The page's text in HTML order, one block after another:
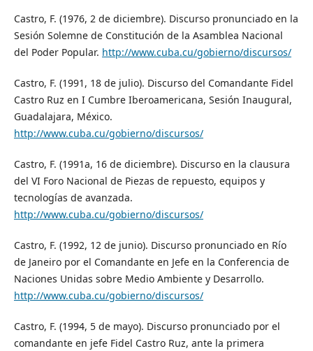
Castro, F. (1976, 2 de diciembre). Discurso pronunciado en la
Sesión Solemne de Constitución de la Asamblea Nacional
del Poder Popular. http://www.cuba.cu/gobierno/discursos/
Castro, F. (1991, 18 de julio). Discurso del Comandante Fidel
Castro Ruz en I Cumbre Iberoamericana, Sesión Inaugural,
Guadalajara, México.
http://www.cuba.cu/gobierno/discursos/
Castro, F. (1991a, 16 de diciembre). Discurso en la clausura
del VI Foro Nacional de Piezas de repuesto, equipos y
tecnologías de avanzada.
http://www.cuba.cu/gobierno/discursos/
Castro, F. (1992, 12 de junio). Discurso pronunciado en Río
de Janeiro por el Comandante en Jefe en la Conferencia de
Naciones Unidas sobre Medio Ambiente y Desarrollo.
http://www.cuba.cu/gobierno/discursos/
Castro, F. (1994, 5 de mayo). Discurso pronunciado por el
comandante en jefe Fidel Castro Ruz, ante la primera